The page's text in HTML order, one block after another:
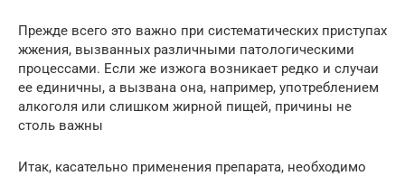
Прежде всего это важно при систематических приступах
жжения, вызванных различными патологическими
процессами. Если же изжога возникает редко и случаи
ее единичны, а вызвана она, например, употреблением
алкоголя или слишком жирной пищей, причины не
столь важны
Итак, касательно применения препарата, необходимо